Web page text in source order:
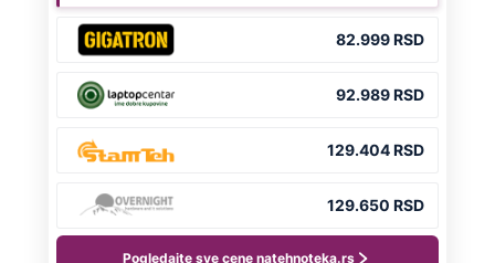
Ovo su neradni dani početkom 2026.
godine: Organizujte sebi mini odmor od